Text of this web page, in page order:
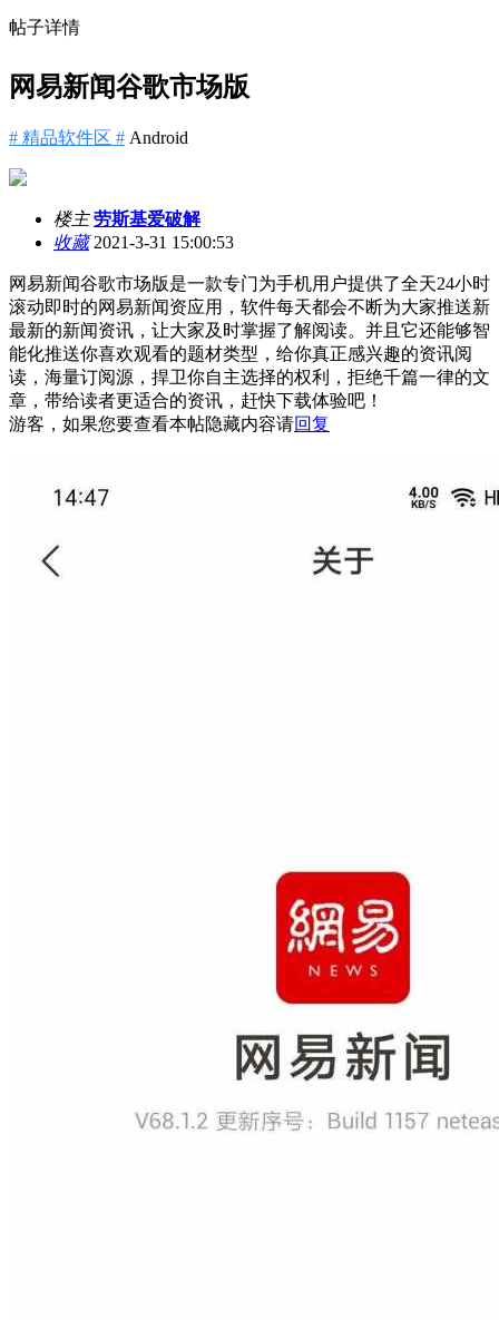
帖子详情
网易新闻谷歌市场版
# 精品软件区 # Android
楼主 劳斯基爱破解
收藏2021-3-31 15:00:53
网易新闻谷歌市场版是一款专门为手机用户提供了全天24小时
滚动即时的网易新闻资应用，软件每天都会不断为大家推送新
最新的新闻资讯，让大家及时掌握了解阅读。并且它还能够智
能化推送你喜欢观看的题材类型，给你真正感兴趣的资讯阅
读，海量订阅源，捍卫你自主选择的权利，拒绝千篇一律的文
章，带给读者更适合的资讯，赶快下载体验吧！
游客，如果您要查看本帖隐藏内容请回复